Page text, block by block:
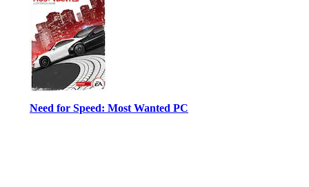
Need for Speed: Most Wanted PC